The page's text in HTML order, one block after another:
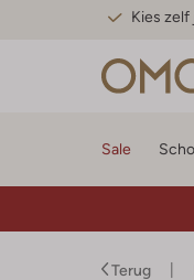
Kies
Sale
Terug